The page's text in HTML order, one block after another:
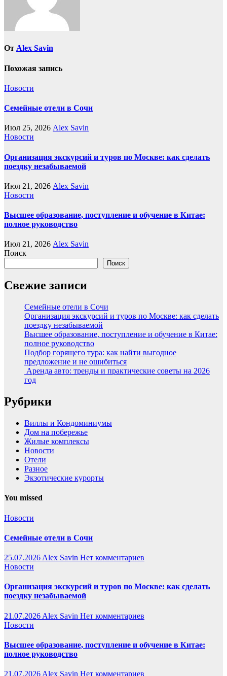
От Alex Savin
Похожая запись
Новости
Семейные отели в Сочи
Июл 25, 2026 Alex Savin
Новости
Организация экскурсий и туров по Москве: как сделать
поездку незабываемой
Июл 21, 2026 Alex Savin
Новости
Высшее образование, поступление и обучение в Китае:
полное руководство
Июл 21, 2026 Alex Savin
Поиск
Поиск
Свежие записи
Семейные отели в Сочи
Организация экскурсий и туров по Москве: как сделать
поездку незабываемой
Высшее образование, поступление и обучение в Китае:
полное руководство
Подбор горящего тура: как найти выгодное
предложение и не ошибиться
Аренда авто: тренды и практические советы на 2026
год
Рубрики
Виллы и Кондоминиумы
Дом на побережье
Жилые комплексы
Новости
Отели
Разное
Экзотические курорты
You missed
Новости
Семейные отели в Сочи
25.07.2026 Alex Savin Нет комментариев
Новости
Организация экскурсий и туров по Москве: как сделать
поездку незабываемой
21.07.2026 Alex Savin Нет комментариев
Новости
Высшее образование, поступление и обучение в Китае:
полное руководство
21.07.2026 Alex Savin Нет комментариев